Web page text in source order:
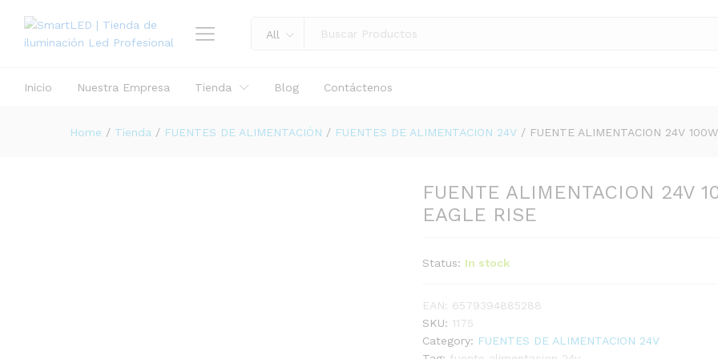
All
Inicio Nuestra Empresa Tienda Blog Contáctenos
Home / Tienda / FUENTES DE ALIMENTACIÓN / FUENTES DE ALIMENTACION 24V / FUENTE ALIMENTACION 24V
FUENTE ALIMENTACION 24V
EAGLE RISE
Status: In stock
EAN: 6579394885288
SKU: 1175
Category: FUENTES DE ALIMENTACION 24V
Description